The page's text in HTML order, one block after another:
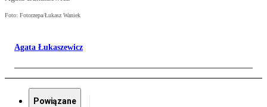
Foto: Fotorzepa/Łukasz Waniek
Agata Łukaszewicz
Powiązane